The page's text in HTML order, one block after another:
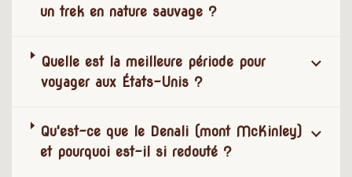
un trek en nature sauvage ?
Quelle est la meilleure période pour
voyager aux États-Unis ?
Qu'est-ce que le Denali (mont McKinley)
et pourquoi est-il si redouté ?